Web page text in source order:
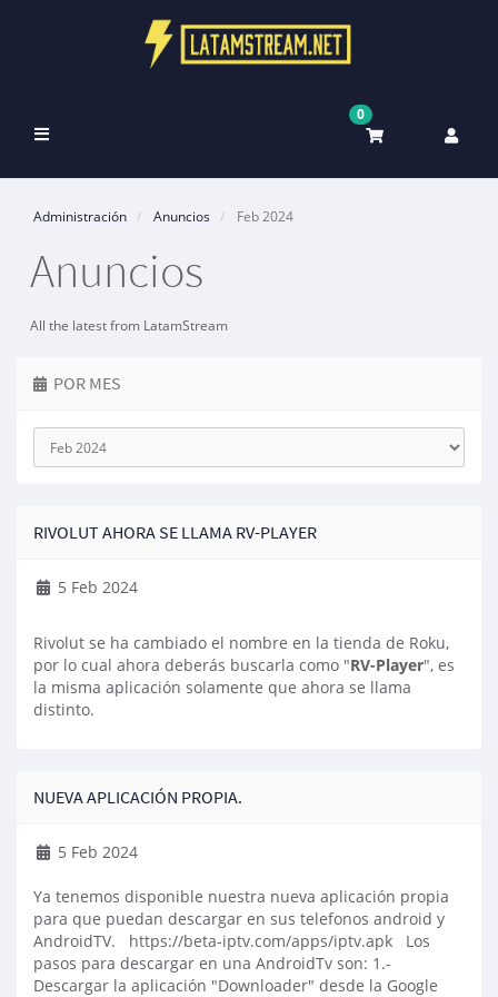
Alternar
0
Administración Anuncios Feb 2024
Anuncios
All the latest from LatamStream
POR MES
RIVOLUT AHORA SE LLAMA RV-PLAYER
5 Feb 2024
Rivolut se ha cambiado el nombre en la tienda de Roku,
por lo cual ahora deberás buscarla como "RV-Player", es
la misma aplicación solamente que ahora se llama
distinto.
NUEVA APLICACIÓN PROPIA.
5 Feb 2024
Ya tenemos disponible nuestra nueva aplicación propia
para que puedan descargar en sus telefonos android y
AndroidTV. https://beta-iptv.com/apps/iptv.apk Los
pasos para descargar en una AndroidTv son: 1.-
Descargar la aplicación "Downloader" desde la Google